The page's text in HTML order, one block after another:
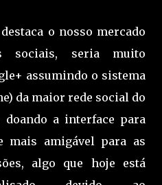
o nosso mercado
sociais, seria muito
assumindo o sistema
da maior rede social do
a interface para
mais amigável para as
algo que hoje está